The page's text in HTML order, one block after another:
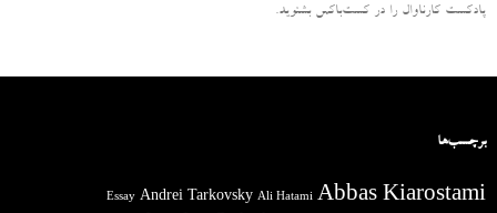
پادکست کارناوال را در کست‌باکس بشنوید.
برچسب‌ها
Abbas Kiarostami
Ali Hatami
Andrei Tarkovsky
Essay